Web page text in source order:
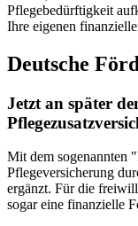
Pflegebedürftigkeit
Ihre eigenen
Deutsche
Jetzt an später
Mit dem sogenannten
Pflegeversicherung
ergänzt. Für die
sogar eine finanzielle